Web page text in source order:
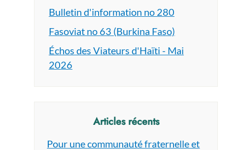
Bulletin d'information no 280
Fasoviat no 63 (Burkina Faso)
Échos des Viateurs d'Haïti - Mai
2026
Articles récents
Pour une communauté fraternelle et